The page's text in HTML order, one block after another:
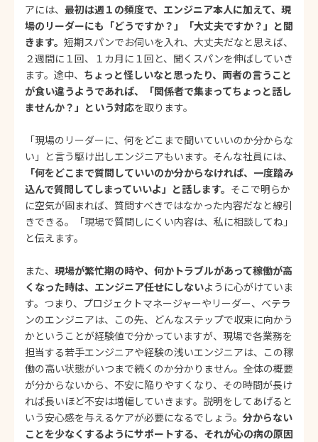
アには、 最初は週１の頻度で、エンジニア本人に加えて、現
場のリーダーにも「どうですか？」「大丈夫ですか？」と聞
きます。 短期スパンでお伺いを入れ、大丈夫だなと思えば、
２週間に１回、１カ月に１回と、聞くスパンを伸ばしていき
ます。途中、 ちょっと怪しいなと思ったり、両者の言うこと
が食い違うようであれば、「関係者で集まってちょっと話し
ませんか？」という対応を取ります。
「現場のリーダーに、何をどこまで聞いていいのか分からな
い」と言う駆け出しエンジニアもいます。そんな社員には、
「何をどこまで質問していいのか分からなければ、一度踏み
込んで質問してしまっていいよ」と話します。 そこで明らか
に空気が固まれば、質問すべきではなかった内容だなと線引
きできる。「現場で質問しにくい内容は、私に相談してね」
と伝えます。
また、 現場が繁忙期の時や、何かトラブルがあって稼働が高
くなった時は、エンジニア任せにしないように心がけていま
す。つまり、プロジェクトマネージャーやリーダー、ベテラ
ンのエンジニアは、この先、どんなステップで収束に向かう
かということが経験値で分かっていますが、現場で各業務を
担当する若手エンジニアや経験の浅いエンジニアは、この稼
働の高い状態がいつまで続くのか分かりません。全体の概要
が分からないから、不安に陥りやすくなり、その時間が長け
れば長いほど不安は増幅していきます。説明をしてあげると
いう安心感を与えるケアが必要になるでしょう。 分からない
ことを少なくするようにサポートする、それが心の病の原因